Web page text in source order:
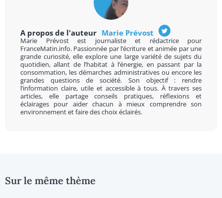
A propos de l'auteur Marie Prévost
Marie Prévost est journaliste et rédactrice pour
FranceMatin.info. Passionnée par l’écriture et animée par une
grande curiosité, elle explore une large variété de sujets du
quotidien, allant de l’habitat à l’énergie, en passant par la
consommation, les démarches administratives ou encore les
grandes questions de société. Son objectif : rendre
l’information claire, utile et accessible à tous. À travers ses
articles, elle partage conseils pratiques, réflexions et
éclairages pour aider chacun à mieux comprendre son
environnement et faire des choix éclairés.
Sur le même thème